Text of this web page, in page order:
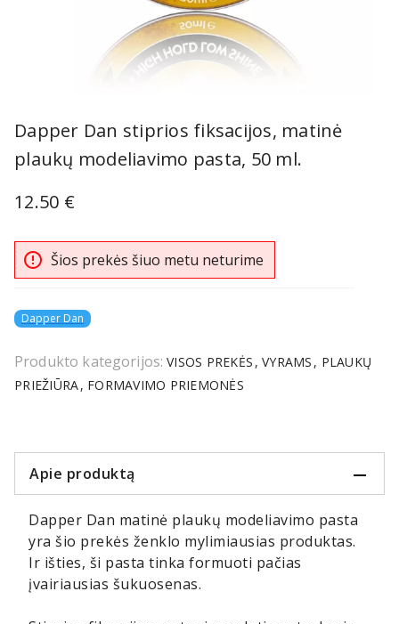
Dapper Dan stiprios fiksacijos, matinė
plaukų modeliavimo pasta, 50 ml.
12.50 €
error_outline Šios prekės šiuo metu neturime
Dapper Dan
Produkto kategorijos: VISOS PREKĖS VYRAMS PLAUKŲ
PRIEŽIŪRA FORMAVIMO PRIEMONĖS
Apie produktą
Dapper Dan matinė plaukų modeliavimo pasta
yra šio prekės ženklo mylimiausias produktas.
Ir išties, ši pasta tinka formuoti pačias
įvairiausias šukuosenas.